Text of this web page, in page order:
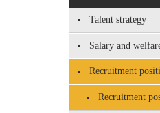
Talent strategy
Salary and
Recruitment
Recruitment